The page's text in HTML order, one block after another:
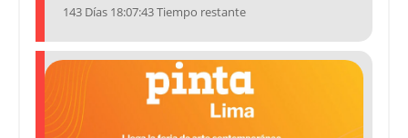
143 Días 18:07:43 Tiempo restante